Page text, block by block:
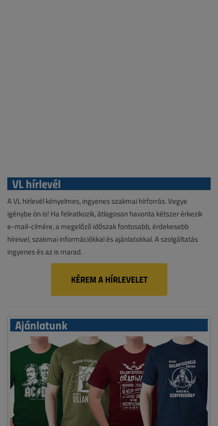
VL hírlevél
A VL hírlevél kényelmes, ingyenes szakmai hírforrás. Vegye
igénybe ön is! Ha feliratkozik, átlagosan havonta kétszer érkezik
e-mail-címére, a megelőző időszak fontosabb, érdekesebb
híreivel, szakmai információkkal és ajánlatokkal. A szolgáltatás
ingyenes és az is marad.
KÉREM A HÍRLEVELET
Ajánlatunk